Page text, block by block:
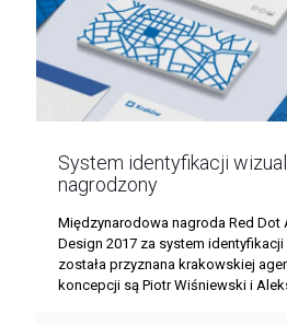
System identyfikacji
nagrodzony
Międzynarodowa nagroda Red Dot
Design 2017 za system
została przyznana krakowskiej
koncepcji są Piotr Wiśniewski i